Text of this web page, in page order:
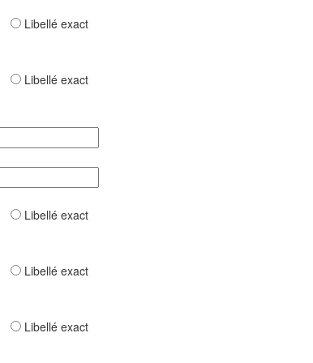
Libellé exact
Libellé exact
Libellé exact
Libellé exact
Libellé exact